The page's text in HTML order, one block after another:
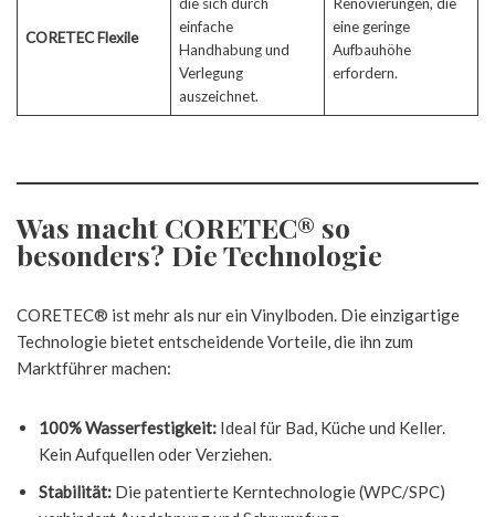
CORETEC Flexile
einfache
Handhabung und
Verlegung
auszeichnet.
eine geringe
Aufbauhöhe
erfordern.
Was macht CORETEC® so
besonders? Die Technologie
CORETEC® ist mehr als nur ein Vinylboden. Die einzigartige
Technologie bietet entscheidende Vorteile, die ihn zum
Marktführer machen:
100% Wasserfestigkeit: Ideal für Bad, Küche und Keller.
Kein Aufquellen oder Verziehen.
Stabilität: Die patentierte Kerntechnologie (WPC/SPC)